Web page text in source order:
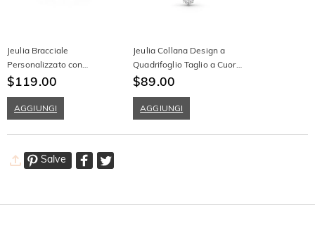
Jeulia Bracciale
Personalizzato con
Grappolo di Pietre Taglio
Semplice
$119.00
AGGIUNGI
Jeulia Collana Design a
Quadrifoglio Taglio a Cuore
in Argento Sterling
$89.00
AGGIUNGI
Salve